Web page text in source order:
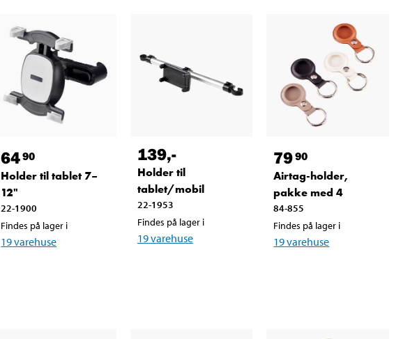
6490
Holder til tablet 7–
12"
22-1900
Findes på lager i
19varehuse
139,-
Holder til
tablet/mobil
22-1953
Findes på lager i
19varehuse
7990
Airtag-holder,
pakke med 4
84-855
Findes på lager i
19varehuse